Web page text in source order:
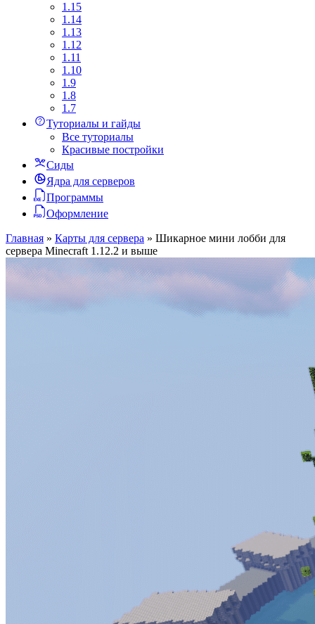
1.15
1.14
1.13
1.12
1.11
1.10
1.9
1.8
1.7
Туториалы и гайды
Все туториалы
Красивые постройки
Сиды
Ядра для серверов
Программы
Оформление
Главная » Карты для сервера » Шикарное мини лобби для
сервера Minecraft 1.12.2 и выше